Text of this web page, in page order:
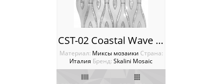
CST-02 Coastal Wave Мозаика Artistic Stone Coastal
Материал: Миксы мозаики Cтрана:
Италия Бренд: Skalini Mosaic